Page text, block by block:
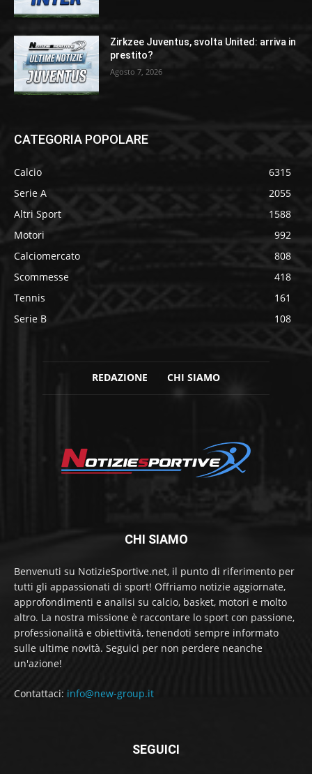
Zirkzee Juventus, svolta United: arriva in
prestito?
Agosto 7, 2026
CATEGORIA POPOLARE
Calcio
6315
Serie A
2055
Altri Sport
1588
Motori
992
Calciomercato
808
Scommesse
418
Tennis
161
Serie B
108
REDAZIONE CHI SIAMO
CHI SIAMO
Benvenuti su NotizieSportive.net, il punto di riferimento per
tutti gli appassionati di sport! Offriamo notizie aggiornate,
approfondimenti e analisi su calcio, basket, motori e molto
altro. La nostra missione è raccontare lo sport con passione,
professionalità e obiettività, tenendoti sempre informato
sulle ultime novità. Seguici per non perdere neanche
un'azione!
Contattaci: info@new-group.it
SEGUICI